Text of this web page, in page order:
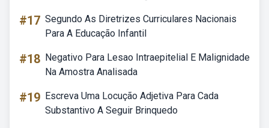
#17 Segundo As Diretrizes Curriculares Nacionais
Para A Educação Infantil
#18 Negativo Para Lesao Intraepitelial E Malignidade
Na Amostra Analisada
#19 Escreva Uma Locução Adjetiva Para Cada
Substantivo A Seguir Brinquedo